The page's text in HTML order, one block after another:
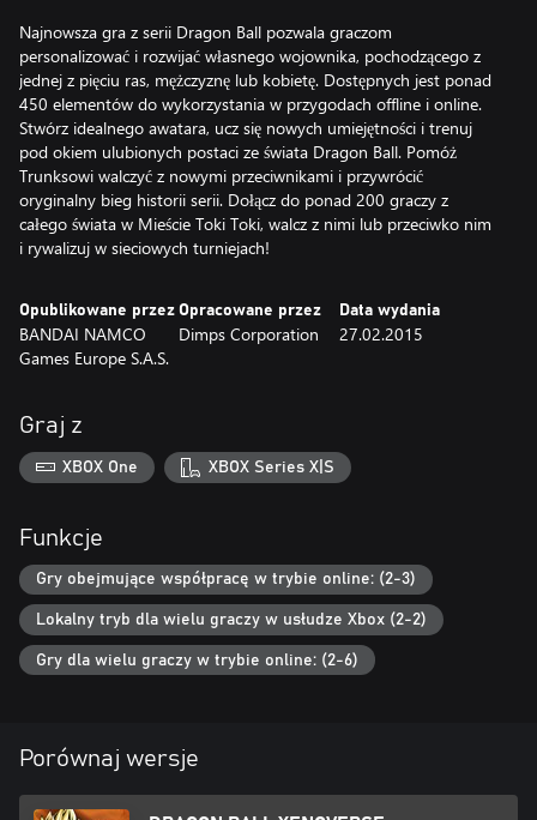
Najnowsza gra z serii Dragon Ball pozwala graczom
personalizować i rozwijać własnego wojownika, pochodzącego z
jednej z pięciu ras, mężczyznę lub kobietę. Dostępnych jest ponad
450 elementów do wykorzystania w przygodach offline i online.
Stwórz idealnego awatara, ucz się nowych umiejętności i trenuj
pod okiem ulubionych postaci ze świata Dragon Ball. Pomóż
Trunksowi walczyć z nowymi przeciwnikami i przywrócić
oryginalny bieg historii serii. Dołącz do ponad 200 graczy z
całego świata w Mieście Toki Toki, walcz z nimi lub przeciwko nim
i rywalizuj w sieciowych turniejach!
Opublikowane przez
BANDAI NAMCO
Games Europe S.A.S.
Opracowane przez
Dimps Corporation
Data wydania
27.02.2015
Graj z
XBOX One XBOX Series X|S
Funkcje
Gry obejmujące współpracę w trybie online: (2-3)
Lokalny tryb dla wielu graczy w usłudze Xbox (2-2)
Gry dla wielu graczy w trybie online: (2-6)
Porównaj wersje